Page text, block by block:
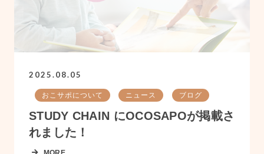
2025.08.05
おこサポについて ニュース ブログ
STUDY CHAIN にOCOSAPOが掲載さ
れました！